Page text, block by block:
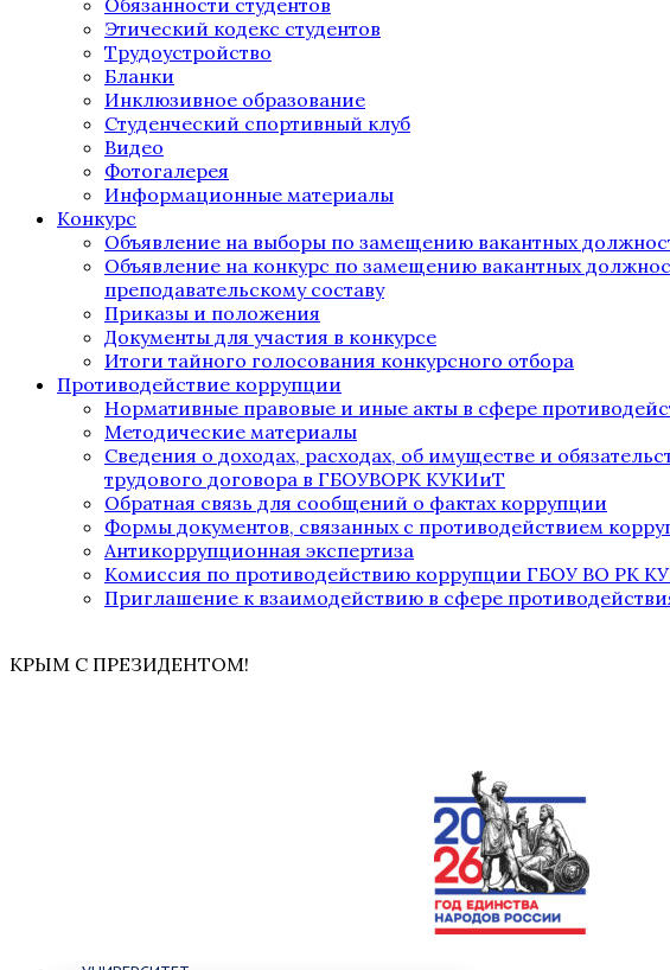
Обязанности студентов
Этический кодекс студентов
Трудоустройство
Бланки
Инклюзивное образование
Студенческий спортивный клуб
Видео
Фотогалерея
Информационные материалы
Конкурс
Объявление на выборы по замещению вакантных
Объявление на конкурс по замещению вакантных
преподавательскому составу
Приказы и положения
Документы для участия в конкурсе
Итоги тайного голосования конкурсного отбора
Противодействие коррупции
Нормативные правовые и иные акты в сфере
Методические материалы
Сведения о доходах, расходах, об имуществе и
трудового договора в ГБОУВОРК КУКИиТ
Обратная связь для сообщений о фактах коррупции
Формы документов, связанных с противодействием
Антикоррупционная экспертиза
Комиссия по противодействию коррупции ГБОУ ВО РК
Приглашение к взаимодействию в сфере
КРЫМ С ПРЕЗИДЕНТОМ!